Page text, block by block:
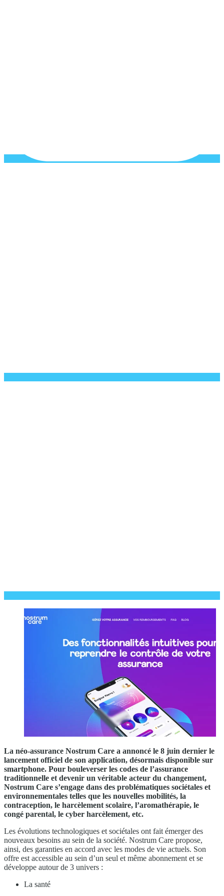
La néo-assurance Nostrum Care a annoncé le 8 juin dernier le
lancement officiel de son application, désormais disponible sur
smartphone. Pour bouleverser les codes de l’assurance
traditionnelle et devenir un véritable acteur du changement,
Nostrum Care s’engage dans des problématiques sociétales et
environnementales telles que les nouvelles mobilités, la
contraception, le harcèlement scolaire, l’aromathérapie, le
congé parental, le cyber harcèlement, etc.
Les évolutions technologiques et sociétales ont fait émerger des
nouveaux besoins au sein de la société. Nostrum Care propose,
ainsi, des garanties en accord avec les modes de vie actuels. Son
offre est accessible au sein d’un seul et même abonnement et se
développe autour de 3 univers :
La santé